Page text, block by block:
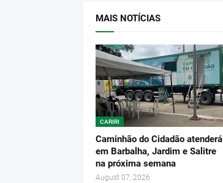
MAIS NOTÍCIAS
CARIRI
Caminhão do Cidadão atenderá
em Barbalha, Jardim e Salitre
na próxima semana
August 07, 2026